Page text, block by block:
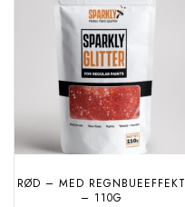
RØD – MED REGNBUEEFFEKT
– 110G